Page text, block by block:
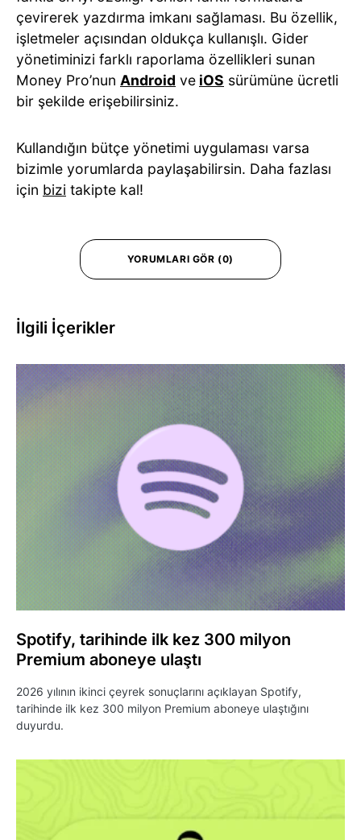
çevirerek yazdırma imkanı sağlaması. Bu özellik,
işletmeler açısından oldukça kullanışlı. Gider
yönetiminizi farklı raporlama özellikleri sunan
Money Pro’nun Android ve iOS sürümüne ücretli
bir şekilde erişebilirsiniz.
Kullandığın bütçe yönetimi uygulaması varsa
bizimle yorumlarda paylaşabilirsin. Daha fazlası
için bizi takipte kal!
YORUMLARI GÖR (0)
İlgili İçerikler
Spotify, tarihinde ilk kez 300 milyon
Premium aboneye ulaştı
2026 yılının ikinci çeyrek sonuçlarını açıklayan Spotify,
tarihinde ilk kez 300 milyon Premium aboneye ulaştığını
duyurdu.